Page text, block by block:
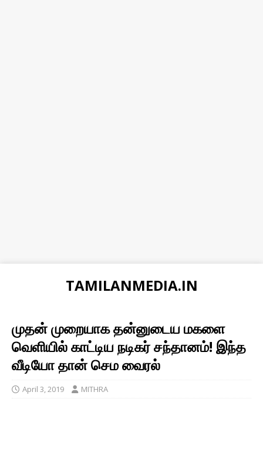
TAMILANMEDIA.IN
முதன் முறையாக தன்னுடைய மகளை
வெளியில் காட்டிய நடிகர் சந்தானம்! இந்த
வீடியோ தான் செம வைரல்
April 3, 2019 MITHRA